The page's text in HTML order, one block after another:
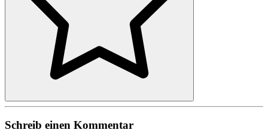
Schreib einen Kommentar